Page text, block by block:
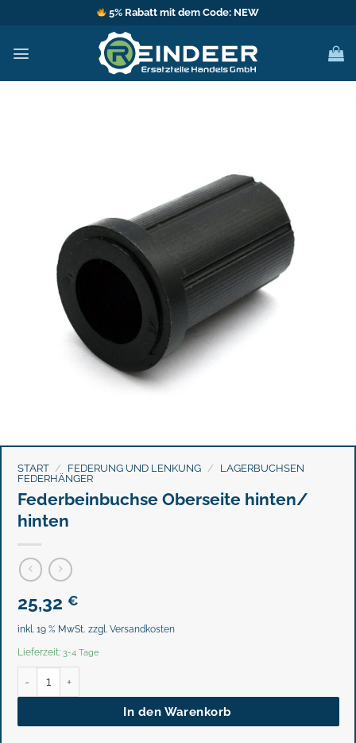
springen
5% Rabatt mit dem Code: NEW
START / FEDERUNG UND LENKUNG /
LAGERBUCHSEN
FEDERHÄNGER
Federbeinbuchse Oberseite hinten/
hinten
25,32 €
inkl. 19 % MwSt. zzgl. Versandkosten
Lieferzeit: 3-4 Tage
In den Warenkorb